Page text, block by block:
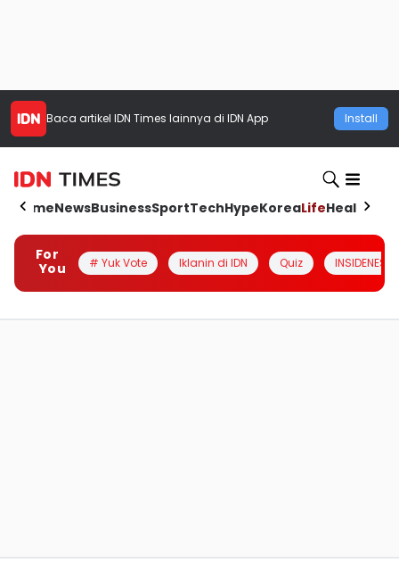
Baca artikel IDN Times lainnya di IDN App Install
HomeNewsBusinessSportTechHypeKoreaLifeHealth
For
You
# Yuk Vote Iklanin di IDN Quiz INSIDENESIA